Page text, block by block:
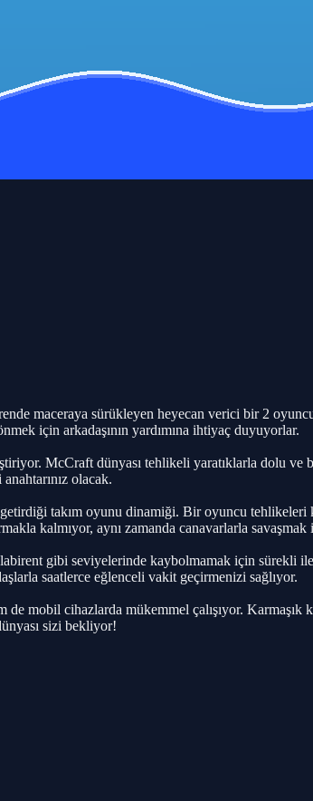
maceraya sürükleyen heyecan verici bir 2
için arkadaşının yardımına ihtiyaç duyuyorlar.
McCraft dünyası tehlikeli yaratıklarla dolu ve
olacak.
takım oyunu dinamiği. Bir oyuncu tehlikeleri
kalmıyor, aynı zamanda canavarlarla
gibi seviyelerinde kaybolmamak için
saatlerce eğlenceli vakit geçirmenizi sağlıyor.
mobil cihazlarda mükemmel çalışıyor.
sizi bekliyor!